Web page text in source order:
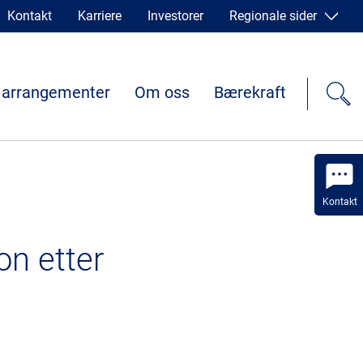
Kontakt
Kontakt Karriere Investorer Regionale sider
Om oss Bærekraft
etter